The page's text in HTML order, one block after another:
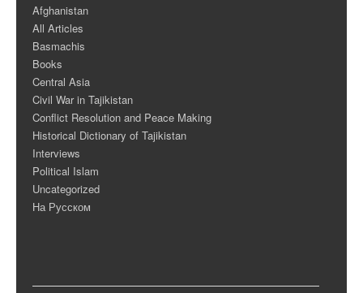
Afghanistan
All Articles
Basmachis
Books
Central Asia
Civil War in Tajikistan
Conflict Resolution and Peace Making
Historical Dictionary of Tajikistan
Interviews
Political Islam
Uncategorized
На Русском